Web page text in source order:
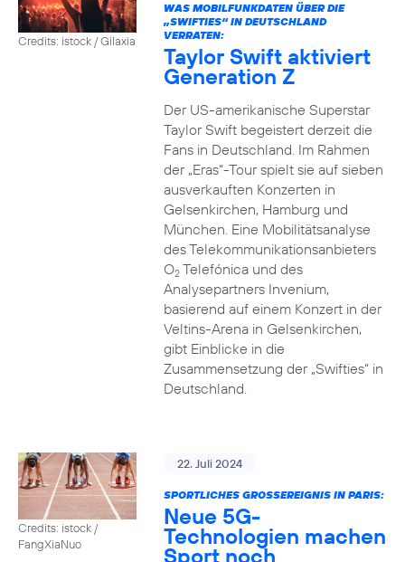
Credits: istock / Gilaxia
WAS MOBILFUNKDATEN ÜBER DIE
„SWIFTIES“ IN DEUTSCHLAND
VERRATEN:
Taylor Swift aktiviert
Generation Z
Der US-amerikanische Superstar
Taylor Swift begeistert derzeit die
Fans in Deutschland. Im Rahmen
der „Eras“-Tour spielt sie auf sieben
ausverkauften Konzerten in
Gelsenkirchen, Hamburg und
München. Eine Mobilitätsanalyse
des Telekommunikationsanbieters
O2Telefónica und des
Analysepartners Invenium,
basierend auf einem Konzert in der
Veltins-Arena in Gelsenkirchen,
gibt Einblicke in die
Zusammensetzung der „Swifties“ in
Deutschland.
Credits: istock /
FangXiaNuo
22. Juli 2024
SPORTLICHES GROSSEREIGNIS IN PARIS:
Neue 5G-
Technologien machen
Sport noch